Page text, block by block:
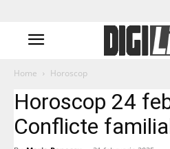
Home Horoscop
Horoscop 24
Conflicte